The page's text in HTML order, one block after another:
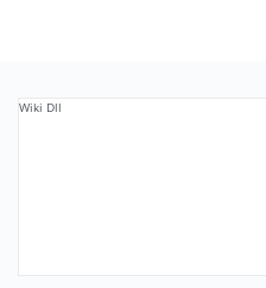
Wiki Dll